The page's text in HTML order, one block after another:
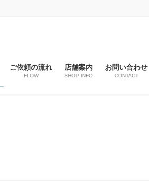
ご依頼の流れ
FLOW
店舗案内
SHOP INFO
お問い合わせ
CONTACT